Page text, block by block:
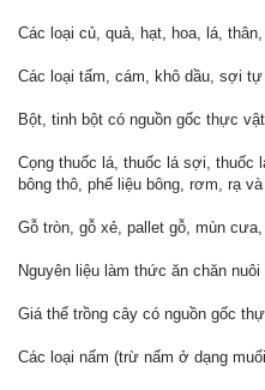
Các loại củ, quả, hạt, hoa, lá,
Các loại tấm, cám, khô dầu, sợi
Bột, tinh bột có nguồn gốc thực
Cọng thuốc lá, thuốc lá sợi, thuốc
bông thô, phế liệu bông, rơm, rạ
Gỗ tròn, gỗ xẻ, pallet gỗ, mùn
Nguyên liệu làm thức ăn chăn
Giá thể trồng cây có nguồn gốc
Các loại nấm (trừ nấm ở dạng